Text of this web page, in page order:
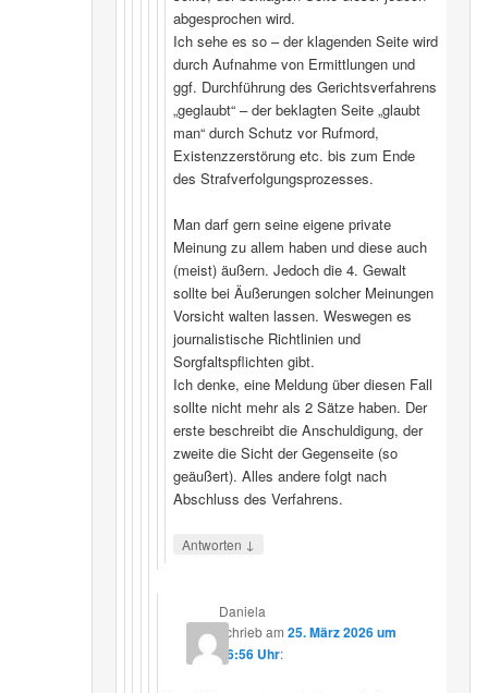
abgesprochen wird.
Ich sehe es so – der klagenden Seite wird
durch Aufnahme von Ermittlungen und
ggf. Durchführung des Gerichtsverfahrens
„geglaubt“ – der beklagten Seite „glaubt
man“ durch Schutz vor Rufmord,
Existenzzerstörung etc. bis zum Ende
des Strafverfolgungsprozesses.
Man darf gern seine eigene private
Meinung zu allem haben und diese auch
(meist) äußern. Jedoch die 4. Gewalt
sollte bei Äußerungen solcher Meinungen
Vorsicht walten lassen. Weswegen es
journalistische Richtlinien und
Sorgfaltspflichten gibt.
Ich denke, eine Meldung über diesen Fall
sollte nicht mehr als 2 Sätze haben. Der
erste beschreibt die Anschuldigung, der
zweite die Sicht der Gegenseite (so
geäußert). Alles andere folgt nach
Abschluss des Verfahrens.
Antworten ↓
Daniela
schriebam25. März 2026 um
16:56 Uhr: